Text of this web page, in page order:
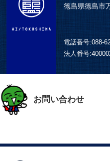
徳島県徳島市
電話番号:088-
法人番号:
お問い合わせ